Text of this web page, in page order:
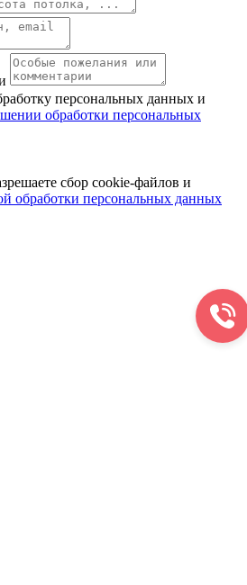
персональных данных и
обработки персональных
сбор cookie-файлов и
обработки персональных данных